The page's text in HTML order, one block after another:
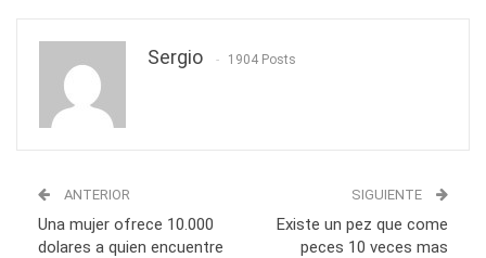
Sergio 1904 Posts
ANTERIOR
Una mujer ofrece 10.000
dolares a quien encuentre
SIGUIENTE
Existe un pez que come
peces 10 veces mas